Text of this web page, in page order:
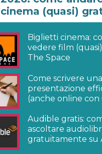
cinema (quasi)
Biglietti cinema:
vedere film
The Space
Come scrivere
presentazione
(anche online con
Audible gratis:
ascoltare
gratuitamente su